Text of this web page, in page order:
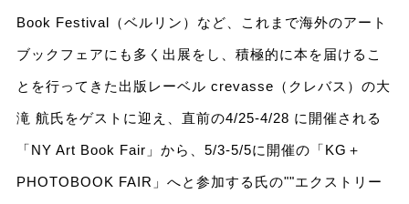
Book Festival（ベルリン）など、これまで海外のアート
ブックフェアにも多く出展をし、積極的に本を届けるこ
とを行ってきた出版レーベル crevasse（クレバス）の大
滝 航氏をゲストに迎え、直前の4/25-4/28 に開催される
「NY Art Book Fair」から、5/3-5/5に開催の「KG＋
PHOTOBOOK FAIR」へと参加する氏の""エクストリー